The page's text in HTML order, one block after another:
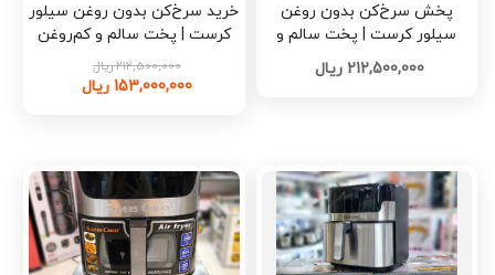
پخش سرخ‌کن بدون روغن
سیلور کرست | پخت سالم و
کم‌روغن تک و عمده
212,500,000 ریال
خرید سرخ‌کن بدون روغن سیلور
کرست | پخت سالم و کم‌روغن
212,500,000 ریال
153,000,000 ریال